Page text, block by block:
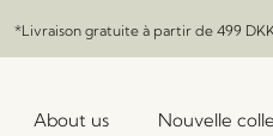
*Livraison gratuite à partir de 499
About us Nouvelle